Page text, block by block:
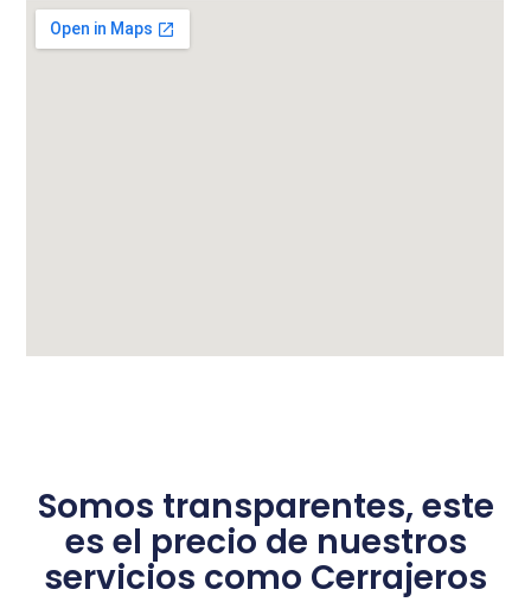
Somos transparentes, este
es el precio de nuestros
servicios como Cerrajeros